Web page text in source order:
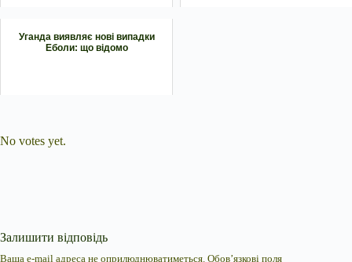
Уганда виявляє нові випадки
Еболи: що відомо
No votes yet.
Залишити відповідь
Ваша e-mail адреса не оприлюднюватиметься. Обов’язкові поля